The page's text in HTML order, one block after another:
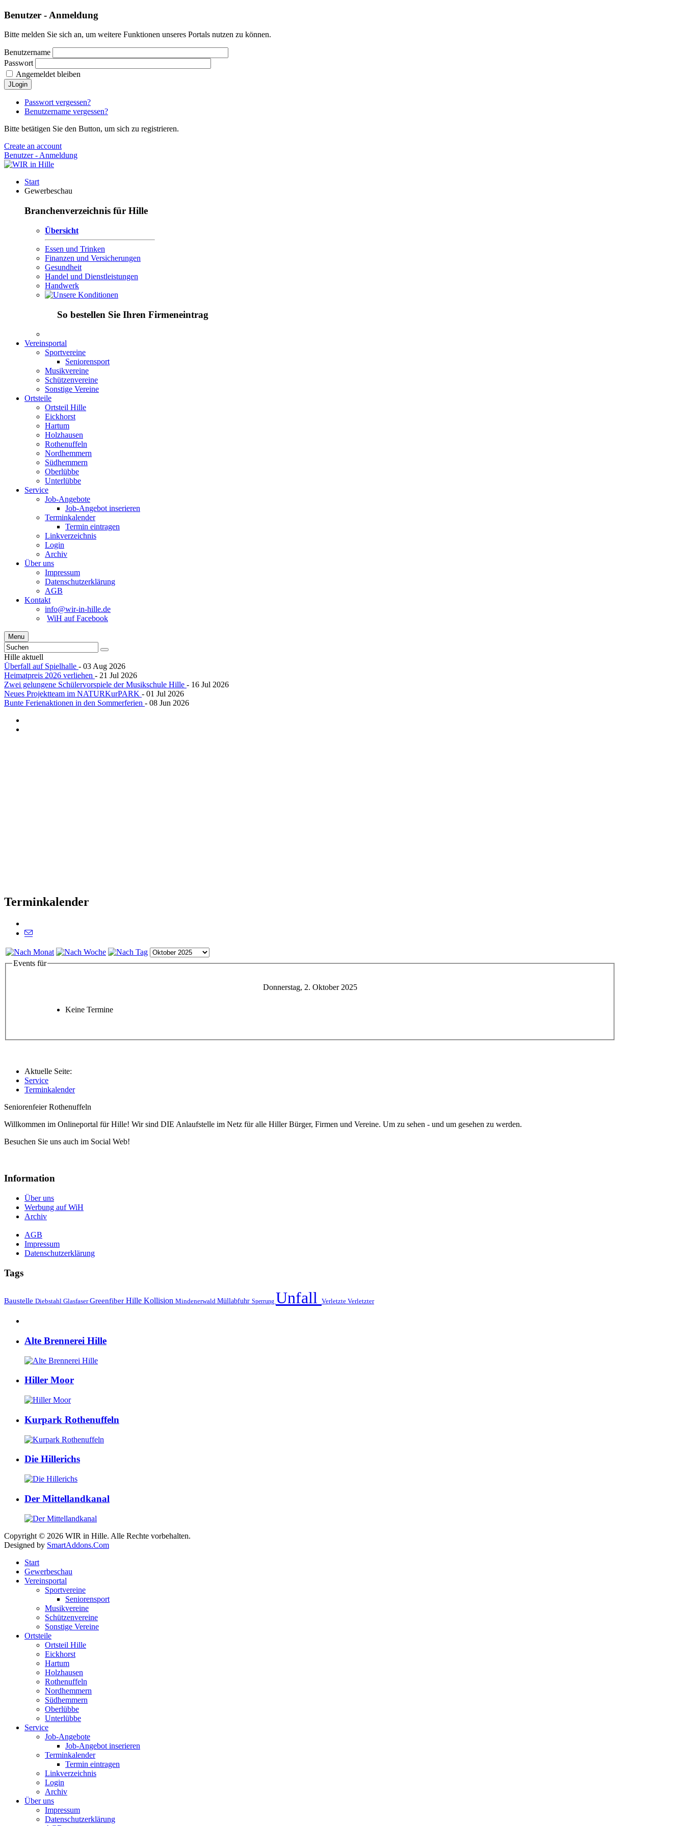
Benutzer - Anmeldung
Bitte melden Sie sich an, um weitere Funktionen unseres Portals nutzen zu können.
Benutzername
Passwort
Angemeldet bleiben
JLogin
Passwort vergessen?
Benutzername vergessen?
Bitte betätigen Sie den Button, um sich zu registrieren.
Create an account
Benutzer - Anmeldung
Start
Gewerbeschau
Branchenverzeichnis für Hille
Übersicht
Essen und Trinken
Finanzen und Versicherungen
Gesundheit
Handel und Dienstleistungen
Handwerk
So bestellen Sie Ihren Firmeneintrag
Vereinsportal
Sportvereine
Seniorensport
Musikvereine
Schützenvereine
Sonstige Vereine
Ortsteile
Ortsteil Hille
Eickhorst
Hartum
Holzhausen
Rothenuffeln
Nordhemmern
Südhemmern
Oberlübbe
Unterlübbe
Service
Job-Angebote
Job-Angebot inserieren
Terminkalender
Termin eintragen
Linkverzeichnis
Login
Archiv
Über uns
Impressum
Datenschutzerklärung
AGB
Kontakt
info@wir-in-hille.de
WiH auf Facebook
Menu
Hille aktuell
Überfall auf Spielhalle - 03 Aug 2026
Heimatpreis 2026 verliehen - 21 Jul 2026
Zwei gelungene Schülervorspiele der Musikschule Hille - 16 Jul 2026
Neues Projektteam im NATURKurPARK - 01 Jul 2026
Bunte Ferienaktionen in den Sommerferien - 08 Jun 2026
Terminkalender
Events für
Donnerstag, 2. Oktober 2025
Keine Termine
Aktuelle Seite:
Service
Terminkalender
Seniorenfeier Rothenuffeln
Willkommen im Onlineportal für Hille! Wir sind DIE Anlaufstelle im Netz für alle Hiller Bürger, Firmen und Vereine. Um zu sehen - und um gesehen zu werden.
Besuchen Sie uns auch im Social Web!
Information
Über uns
Werbung auf WiH
Archiv
AGB
Impressum
Datenschutzerklärung
Tags
Baustelle Diebstahl GlasfaserGreenfiber Hille Kollision Mindenerwald Müllabfuhr Sperrung Unfall Verletzte Verletzter
Alte Brennerei Hille
Hiller Moor
Kurpark Rothenuffeln
Die Hillerichs
Der Mittellandkanal
Copyright © 2026 WIR in Hille. Alle Rechte vorbehalten.
Designed by SmartAddons.Com
Start
Gewerbeschau
Vereinsportal
Sportvereine
Seniorensport
Musikvereine
Schützenvereine
Sonstige Vereine
Ortsteile
Ortsteil Hille
Eickhorst
Hartum
Holzhausen
Rothenuffeln
Nordhemmern
Südhemmern
Oberlübbe
Unterlübbe
Service
Job-Angebote
Job-Angebot inserieren
Terminkalender
Termin eintragen
Linkverzeichnis
Login
Archiv
Über uns
Impressum
Datenschutzerklärung